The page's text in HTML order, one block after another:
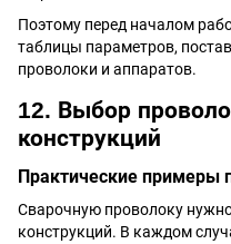
Поэтому перед началом
таблицы параметров,
проволоки и аппаратов.
12. Выбор
конструкций
Практические примеры
Сварочную проволоку
конструкций. В каждом